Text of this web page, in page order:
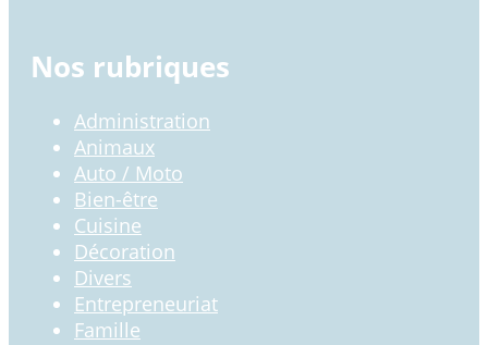
Nos rubriques
Administration
Animaux
Auto / Moto
Bien-être
Cuisine
Décoration
Divers
Entrepreneuriat
Famille